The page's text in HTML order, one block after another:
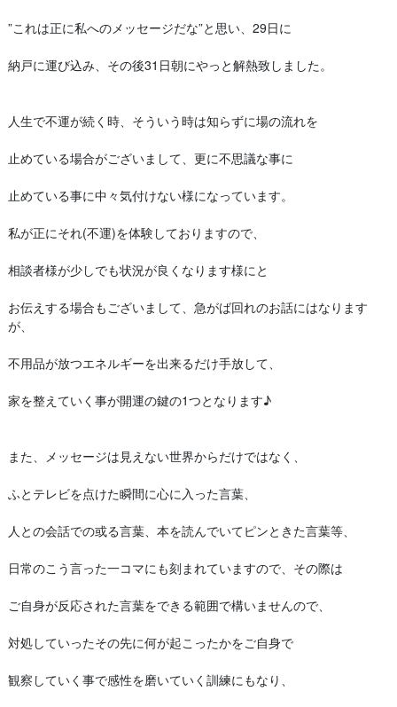
”これは正に私へのメッセージだな”と思い、29日に
納戸に運び込み、その後31日朝にやっと解熱致しました。
人生で不運が続く時、そういう時は知らずに場の流れを
止めている場合がございまして、更に不思議な事に
止めている事に中々気付けない様になっています。
私が正にそれ(不運)を体験しておりますので、
相談者様が少しでも状況が良くなります様にと
お伝えする場合もございまして、急がば回れのお話にはなります
が、
不用品が放つエネルギーを出来るだけ手放して、
家を整えていく事が開運の鍵の1つとなります♪
また、メッセージは見えない世界からだけではなく、
ふとテレビを点けた瞬間に心に入った言葉、
人との会話での或る言葉、本を読んでいてピンときた言葉等、
日常のこう言った一コマにも刻まれていますので、その際は
ご自身が反応された言葉をできる範囲で構いませんので、
対処していったその先に何が起こったかをご自身で
観察していく事で感性を磨いていく訓練にもなり、